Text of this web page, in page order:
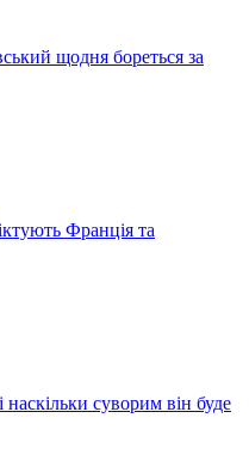
щодня бореться за
Франція та
суворим він буде